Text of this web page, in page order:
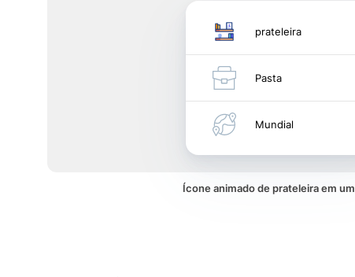
prateleira
Pasta
Mundial
Ícone animado de prateleira em